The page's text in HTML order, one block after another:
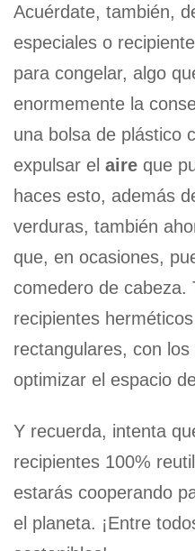
Acuérdate, también,
especiales o
para congelar, algo
enormemente la
una bolsa de plástico
expulsar el aire que
haces esto, además
verduras, también
que, en ocasiones,
comedero de cabeza.
recipientes herméticos
rectangulares, con
optimizar el espacio
Y recuerda, intenta
recipientes 100%
estarás cooperando
el planeta. ¡Entre